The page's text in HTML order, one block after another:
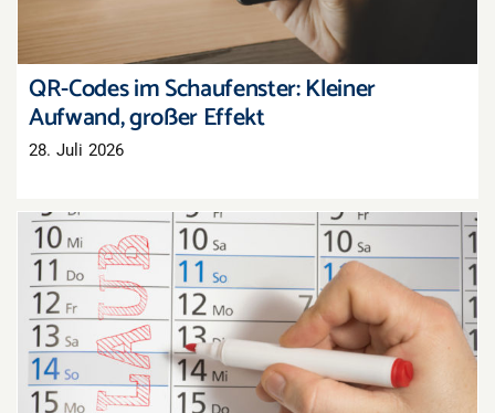
QR-Codes im Schaufenster: Kleiner
Aufwand, großer Effekt
28. Juli 2026
Zusammenhängender Urlaub im Einzelhandel:
Warum die Zwei-Wochen-Grenze nicht